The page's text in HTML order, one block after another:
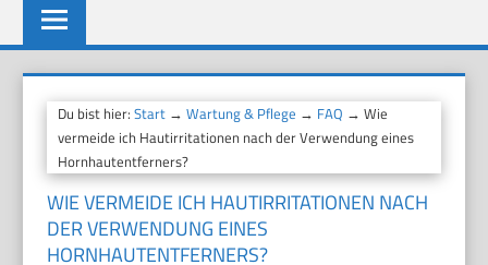
Du bist hier:Start →Wartung & Pflege → FAQ → Wie
vermeide ich Hautirritationen nach der Verwendung eines
Hornhautentferners?
WIE VERMEIDE ICH HAUTIRRITATIONEN NACH
DER VERWENDUNG EINES
HORNHAUTENTFERNERS?